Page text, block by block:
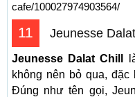
cafe/100027974903564/
11 Jeunesse Dalat
Jeunesse Dalat Chill
không nên bỏ qua,
Đúng như tên gọi,